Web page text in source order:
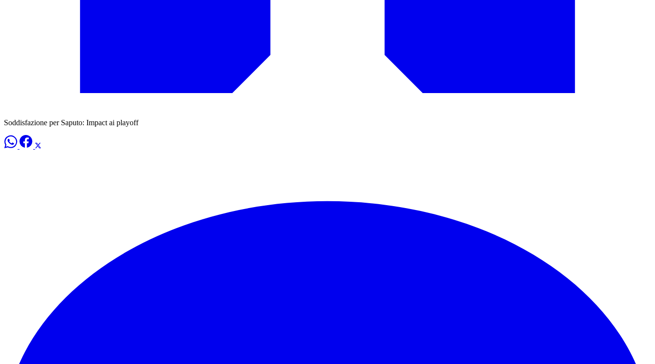
Soddisfazione per Saputo: Impact ai playoff